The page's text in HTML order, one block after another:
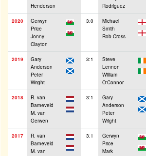
Henderson
Rodriguez
2020
Gerwyn
Price
Jonny
Clayton
3:0
Michael
Smith
Rob Cross
2019
Gary
Anderson
Peter
Wright
3:1
Steve
Lennon
William
O'Connor
2018
R. van
Barneveld
M. van
Gerwen
3:1
Gary
Anderson
Peter
Wright
2017
R. van
Barneveld
M. van
3:1
Gerwyn
Price
Mark